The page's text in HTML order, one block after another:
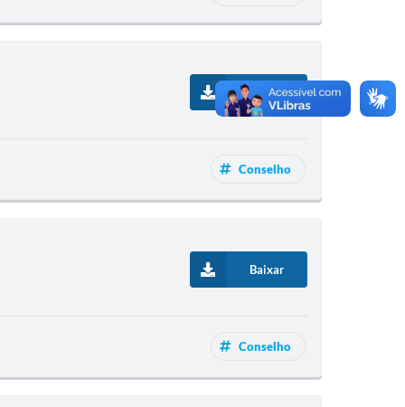
Baixar
Conselho
Baixar
Conselho